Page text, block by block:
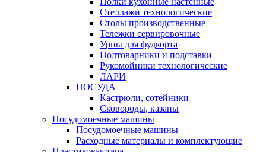
Стеллажи технологические
Столы производственные
Тележки сервировочные
Урны для фудкорта
Подтоварники и подставки
Рукомойники технологические
ЛАРИ
ПОСУДА
Кастрюли, сотейники
Сковороды, казаны
Посудомоечные машины
Посудомоечные машины
Расходные материалы и комплектующие